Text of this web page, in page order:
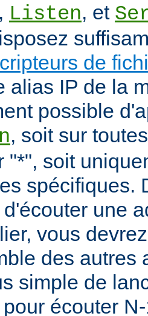
, Listen, et
de
alias IP de la
possible
, soit sur
"*", soit
spécifiques.
une
vous
des autres
simple de
pour écouter